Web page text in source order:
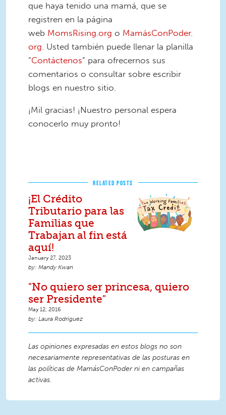
que haya tenido una mamá, que se
registren en la página
web MomsRising.org o MamásConPoder.
org. Usted también puede llenar la planilla
“Contáctenos” para ofrecernos sus
comentarios o consultar sobre escribir
blogs en nuestro sitio.
¡Mil gracias! ¡Nuestro personal espera
conocerlo muy pronto!
RELATED POSTS
¡El Crédito
Tributario para las
Familias que
Trabajan al fin está
aquí!
January 27, 2023
Mandy Kwan
"No quiero ser princesa, quiero
ser Presidente"
May 12, 2016
Laura Rodriguez
Las opiniones expresadas en estos blogs no son
necesariamente representativas de las posturas en
las políticas de MamásConPoder ni en campañas
activas.